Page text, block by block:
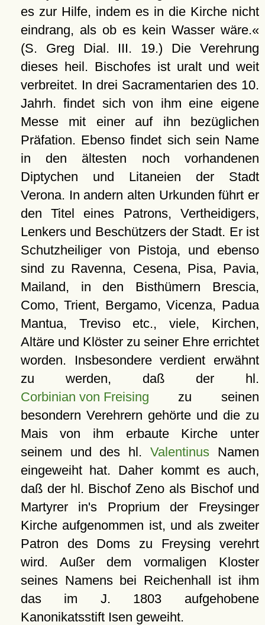
es zur Hilfe, indem es in die Kirche nicht
eindrang, als ob es kein Wasser wäre.«
(S. Greg Dial. III. 19.) Die Verehrung
dieses heil. Bischofes ist uralt und weit
verbreitet. In drei Sacramentarien des 10.
Jahrh. findet sich von ihm eine eigene
Messe mit einer auf ihn bezüglichen
Präfation. Ebenso findet sich sein Name
in den ältesten noch vorhandenen
Diptychen und Litaneien der Stadt
Verona. In andern alten Urkunden führt er
den Titel eines Patrons, Vertheidigers,
Lenkers und Beschützers der Stadt. Er ist
Schutzheiliger von Pistoja, und ebenso
sind zu Ravenna, Cesena, Pisa, Pavia,
Mailand, in den Bisthümern Brescia,
Como, Trient, Bergamo, Vicenza, Padua
Mantua, Treviso etc., viele, Kirchen,
Altäre und Klöster zu seiner Ehre errichtet
worden. Insbesondere verdient erwähnt
zu werden, daß der hl.
Corbinian von Freising zu seinen
besondern Verehrern gehörte und die zu
Mais von ihm erbaute Kirche unter
seinem und des hl.Valentinus Namen
eingeweiht hat. Daher kommt es auch,
daß der hl. Bischof Zeno als Bischof und
Martyrer in's Proprium der Freysinger
Kirche aufgenommen ist, und als zweiter
Patron des Doms zu Freysing verehrt
wird. Außer dem vormaligen Kloster
seines Namens bei Reichenhall ist ihm
das im J. 1803 aufgehobene
Kanonikatsstift Isen geweiht.